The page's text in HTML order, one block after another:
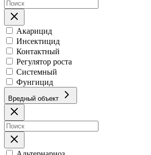
Акарицид
Инсектицид
Контактный
Регулятор роста
Системный
Фунгицид
Вредный объект